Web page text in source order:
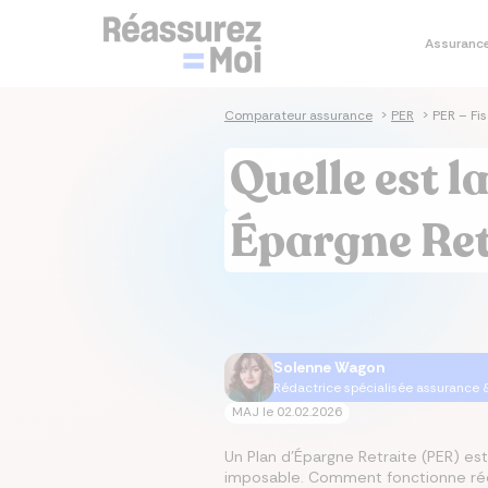
Je
Je
Je
Je
Comparateur assurance > PER > PER –
Quelle est
Épargne
Solenne Wagon
Rédactrice spécialisée assurance
MAJ le 02.02.2026
Un Plan d’Épargne Retraite (PER)
imposable. Comment fonctionne